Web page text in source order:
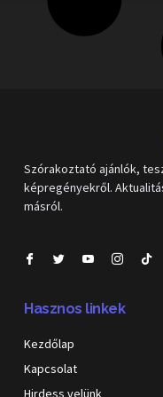
Szórakoztató ajánlók,
képregényekről.
másról.
Hasznos linkek
Kezdőlap
Kapcsolat
Hirdess velünk